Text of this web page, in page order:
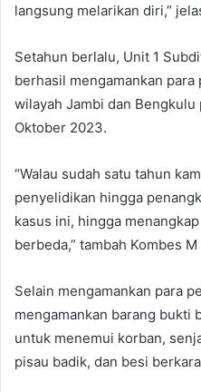
langsung melarikan diri,”
Setahun berlalu, Unit 1
berhasil mengamankan
wilayah Jambi dan Bengkulu
Oktober 2023.
“Walau sudah satu tahun
penyelidikan hingga
kasus ini, hingga
berbeda,” tambah Kombes M
Selain mengamankan para
mengamankan barang bukti
untuk menemui korban,
pisau badik, dan besi